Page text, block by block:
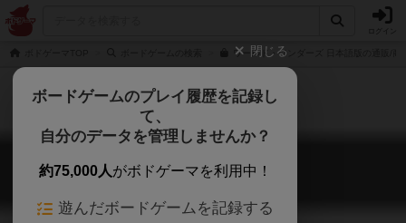
ワールド・ワンダーズ 日本語版の通販/商
ワールド・ワンダーズ
World Wonders
閉じる
ボードゲームのプレイ履歴を記録し
て、
自分のデータを管理しませんか？
約75,000人がボドゲーマを利用中！
遊んだボードゲームを記録する